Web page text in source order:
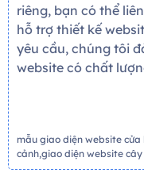
riêng, bạn có thể
hỗ trợ thiết kế
yêu cầu, chúng tôi
website có chất
mẫu giao diện website
cảnh,giao diện website